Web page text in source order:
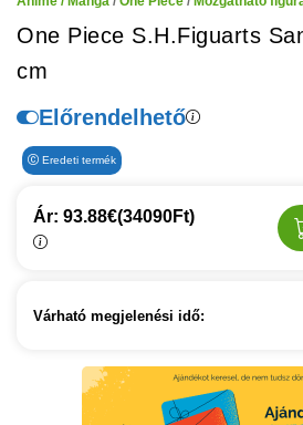
One Piece S.H.Figuarts
cm
Előrendelhető
Eredeti termék
Ár: 93.88€(34090Ft)
Várható megjelenési idő: